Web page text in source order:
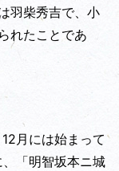
羽柴秀吉で、小
れたことであ
月には始まって
「明智坂本ニ城